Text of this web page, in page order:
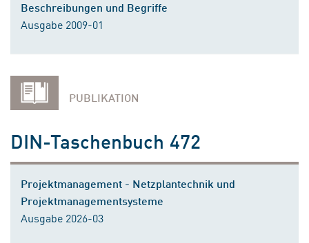
Beschreibungen und Begriffe
Ausgabe 2009-01
PUBLIKATION
DIN-Taschenbuch 472
Projektmanagement - Netzplantechnik und
Projektmanagementsysteme
Ausgabe 2026-03